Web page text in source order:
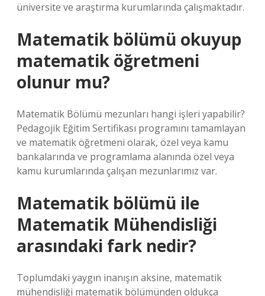
üniversite ve araştırma kurumlarında çalışmaktadır.
Matematik bölümü okuyup
matematik öğretmeni
olunur mu?
Matematik Bölümü mezunları hangi işleri yapabilir?
Pedagojik Eğitim Sertifikası programını tamamlayan
ve matematik öğretmeni olarak, özel veya kamu
bankalarında ve programlama alanında özel veya
kamu kurumlarında çalışan mezunlarımız var.
Matematik bölümü ile
Matematik Mühendisliği
arasındaki fark nedir?
Toplumdaki yaygın inanışın aksine, matematik
mühendisliği matematik bölümünden oldukça